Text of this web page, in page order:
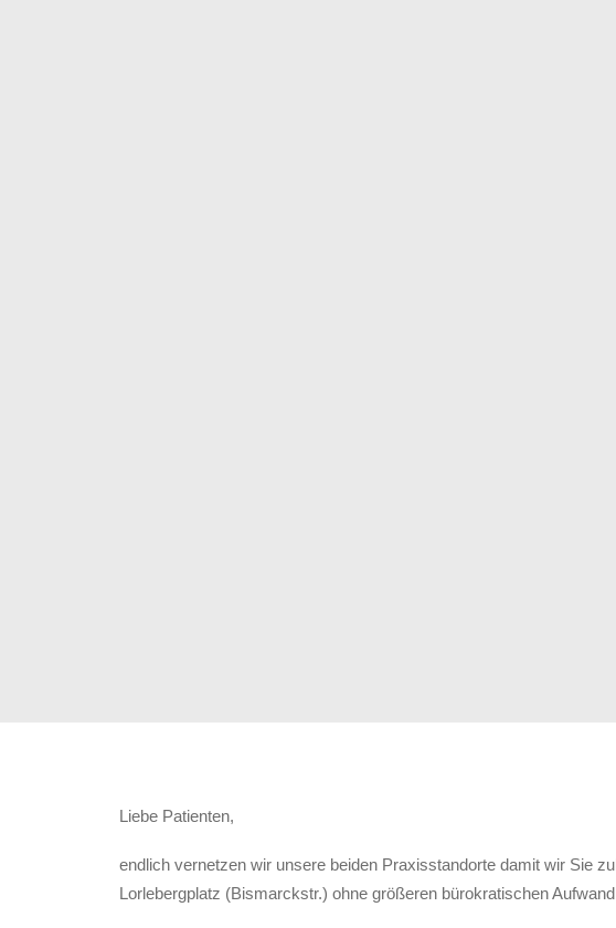
Liebe Patienten,
endlich vernetzen wir unsere beiden Praxisstandorte damit wir Sie
Lorlebergplatz (Bismarckstr.) ohne größeren bürokratischen